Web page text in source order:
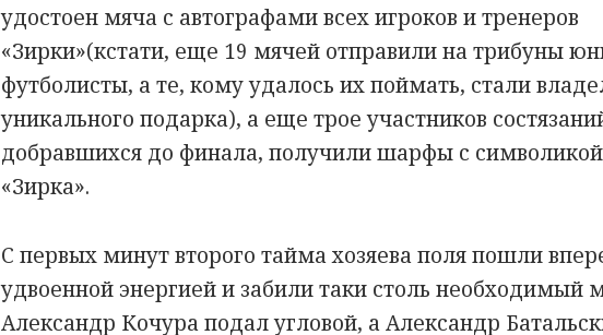
удостоен мяча с автографами всех игроков и тренеров
«Зирки»(кстати, еще 19 мячей отправили на трибуны
футболисты, а те, кому удалось их поймать, стали
уникального подарка), а еще трое участников
добравшихся до финала, получили шарфы с
«Зирка».
С первых минут второго тайма хозяева поля пошли
удвоенной энергией и забили таки столь необходимый
Александр Кочура подал угловой, а Александр